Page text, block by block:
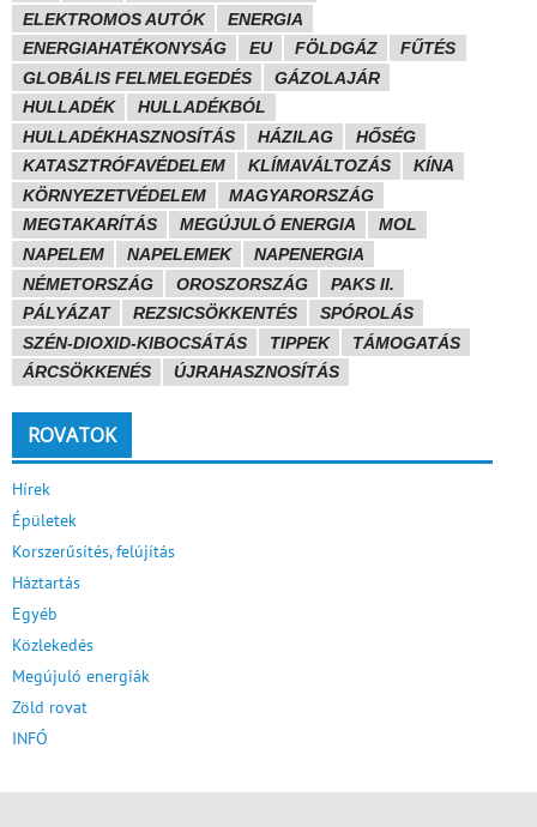
ELEKTROMOS AUTÓK
ENERGIA
ENERGIAHATÉKONYSÁG
EU FÖLDGÁZ
FŰTÉS
GLOBÁLIS FELMELEGEDÉS
GÁZOLAJÁR
HULLADÉK
HULLADÉKBÓL
HULLADÉKHASZNOSÍTÁS
HÁZILAG
HŐSÉG
KATASZTRÓFAVÉDELEM
KLÍMAVÁLTOZÁS
KÍNA
KÖRNYEZETVÉDELEM
MAGYARORSZÁG
MEGTAKARÍTÁS
MEGÚJULÓ ENERGIA
MOL
NAPELEM
NAPELEMEK
NAPENERGIA
NÉMETORSZÁG
OROSZORSZÁG
PAKS II.
PÁLYÁZAT
REZSICSÖKKENTÉS
SPÓROLÁS
SZÉN-DIOXID-KIBOCSÁTÁS
TIPPEK
TÁMOGATÁS
ÁRCSÖKKENÉS
ÚJRAHASZNOSÍTÁS
ROVATOK
Hírek
Épületek
Korszerűsítés, felújítás
Háztartás
Egyéb
Közlekedés
Megújuló energiák
Zöld rovat
INFÓ